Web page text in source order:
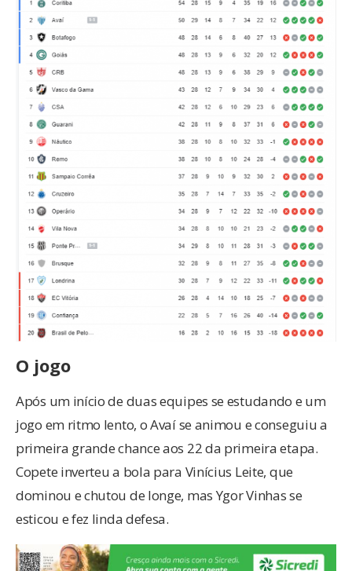
O jogo
Após um início de duas equipes se estudando e um
jogo em ritmo lento, o Avaí se animou e conseguiu a
primeira grande chance aos 22 da primeira etapa.
Copete inverteu a bola para Vinícius Leite, que
dominou e chutou de longe, mas Ygor Vinhas se
esticou e fez linda defesa.